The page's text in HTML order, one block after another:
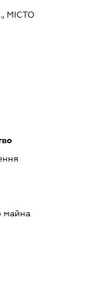
МІСТО
майна